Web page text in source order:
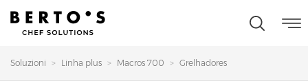
Soluzioni Linha plus Macros 700 Grelhadores